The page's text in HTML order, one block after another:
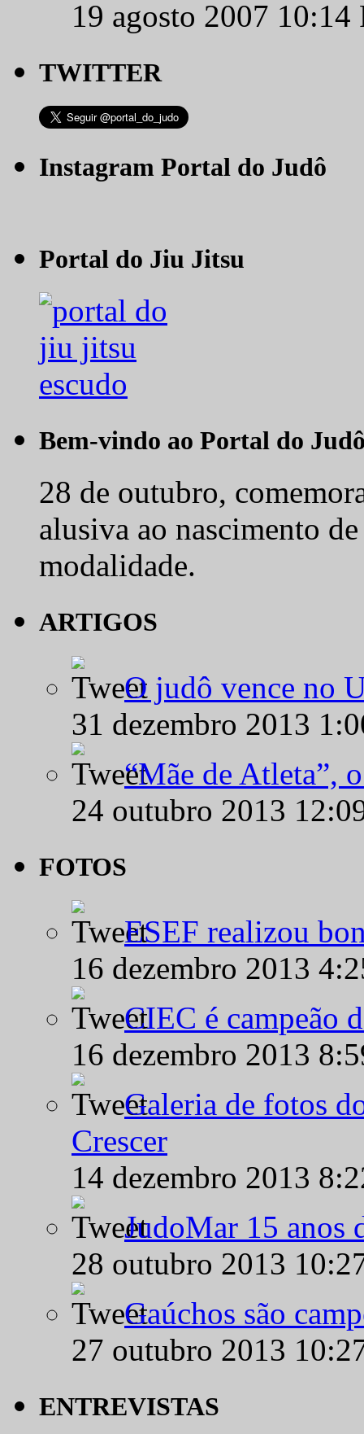
19 agosto 2007
TWITTER
Instagram Portal do Judô
Portal do Jiu Jitsu
Bem-vindo ao Portal do
28 de outubro,
alusiva ao nascimento
modalidade.
ARTIGOS
O judô vence no
31 dezembro 2013
“Mãe de Atleta”,
24 outubro 2013
FOTOS
ESEF realizou
16 dezembro 2013
CIEC é campeão
16 dezembro 2013
Galeria de fotos
Crescer
14 dezembro 2013
JudoMar 15 anos
28 outubro 2013
Gaúchos são
27 outubro 2013
ENTREVISTAS